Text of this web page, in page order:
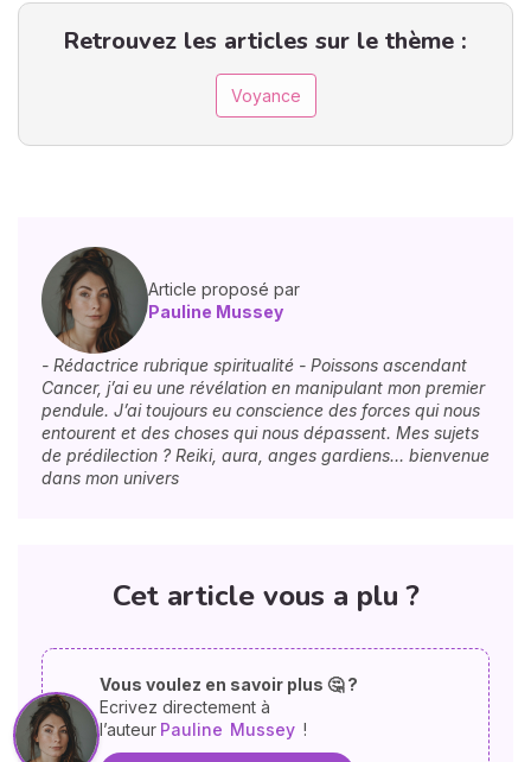
Retrouvez les articles sur le thème :
Voyance
Article proposé par
Pauline Mussey
- Rédactrice rubrique spiritualité - Poissons ascendant
Cancer, j’ai eu une révélation en manipulant mon premier
pendule. J’ai toujours eu conscience des forces qui nous
entourent et des choses qui nous dépassent. Mes sujets
de prédilection ? Reiki, aura, anges gardiens… bienvenue
dans mon univers
Cet article vous a plu ?
Vous voulez en savoir plus 🤔 ?
Ecrivez directement à
l’auteur Pauline Mussey !